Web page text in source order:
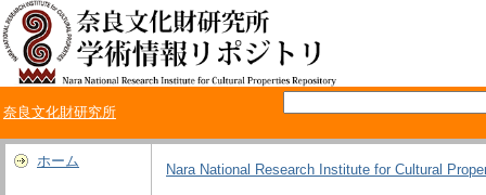
奈良文化財研究所
ホーム
Nara National Research Institute for Cultural